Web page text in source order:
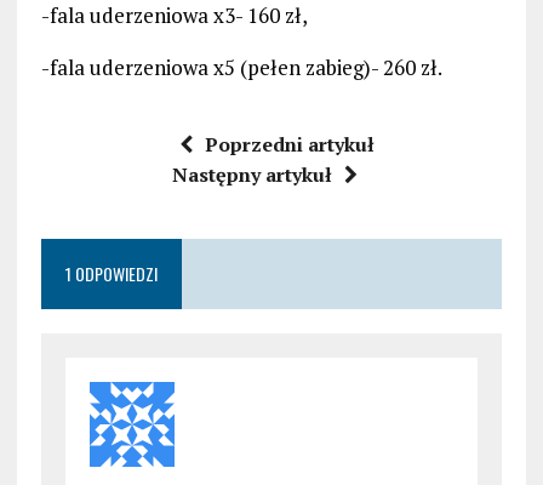
-fala uderzeniowa x3- 160 zł,
-fala uderzeniowa x5 (pełen zabieg)- 260 zł.
Poprzedni artykuł
Następny artykuł
1 ODPOWIEDZI